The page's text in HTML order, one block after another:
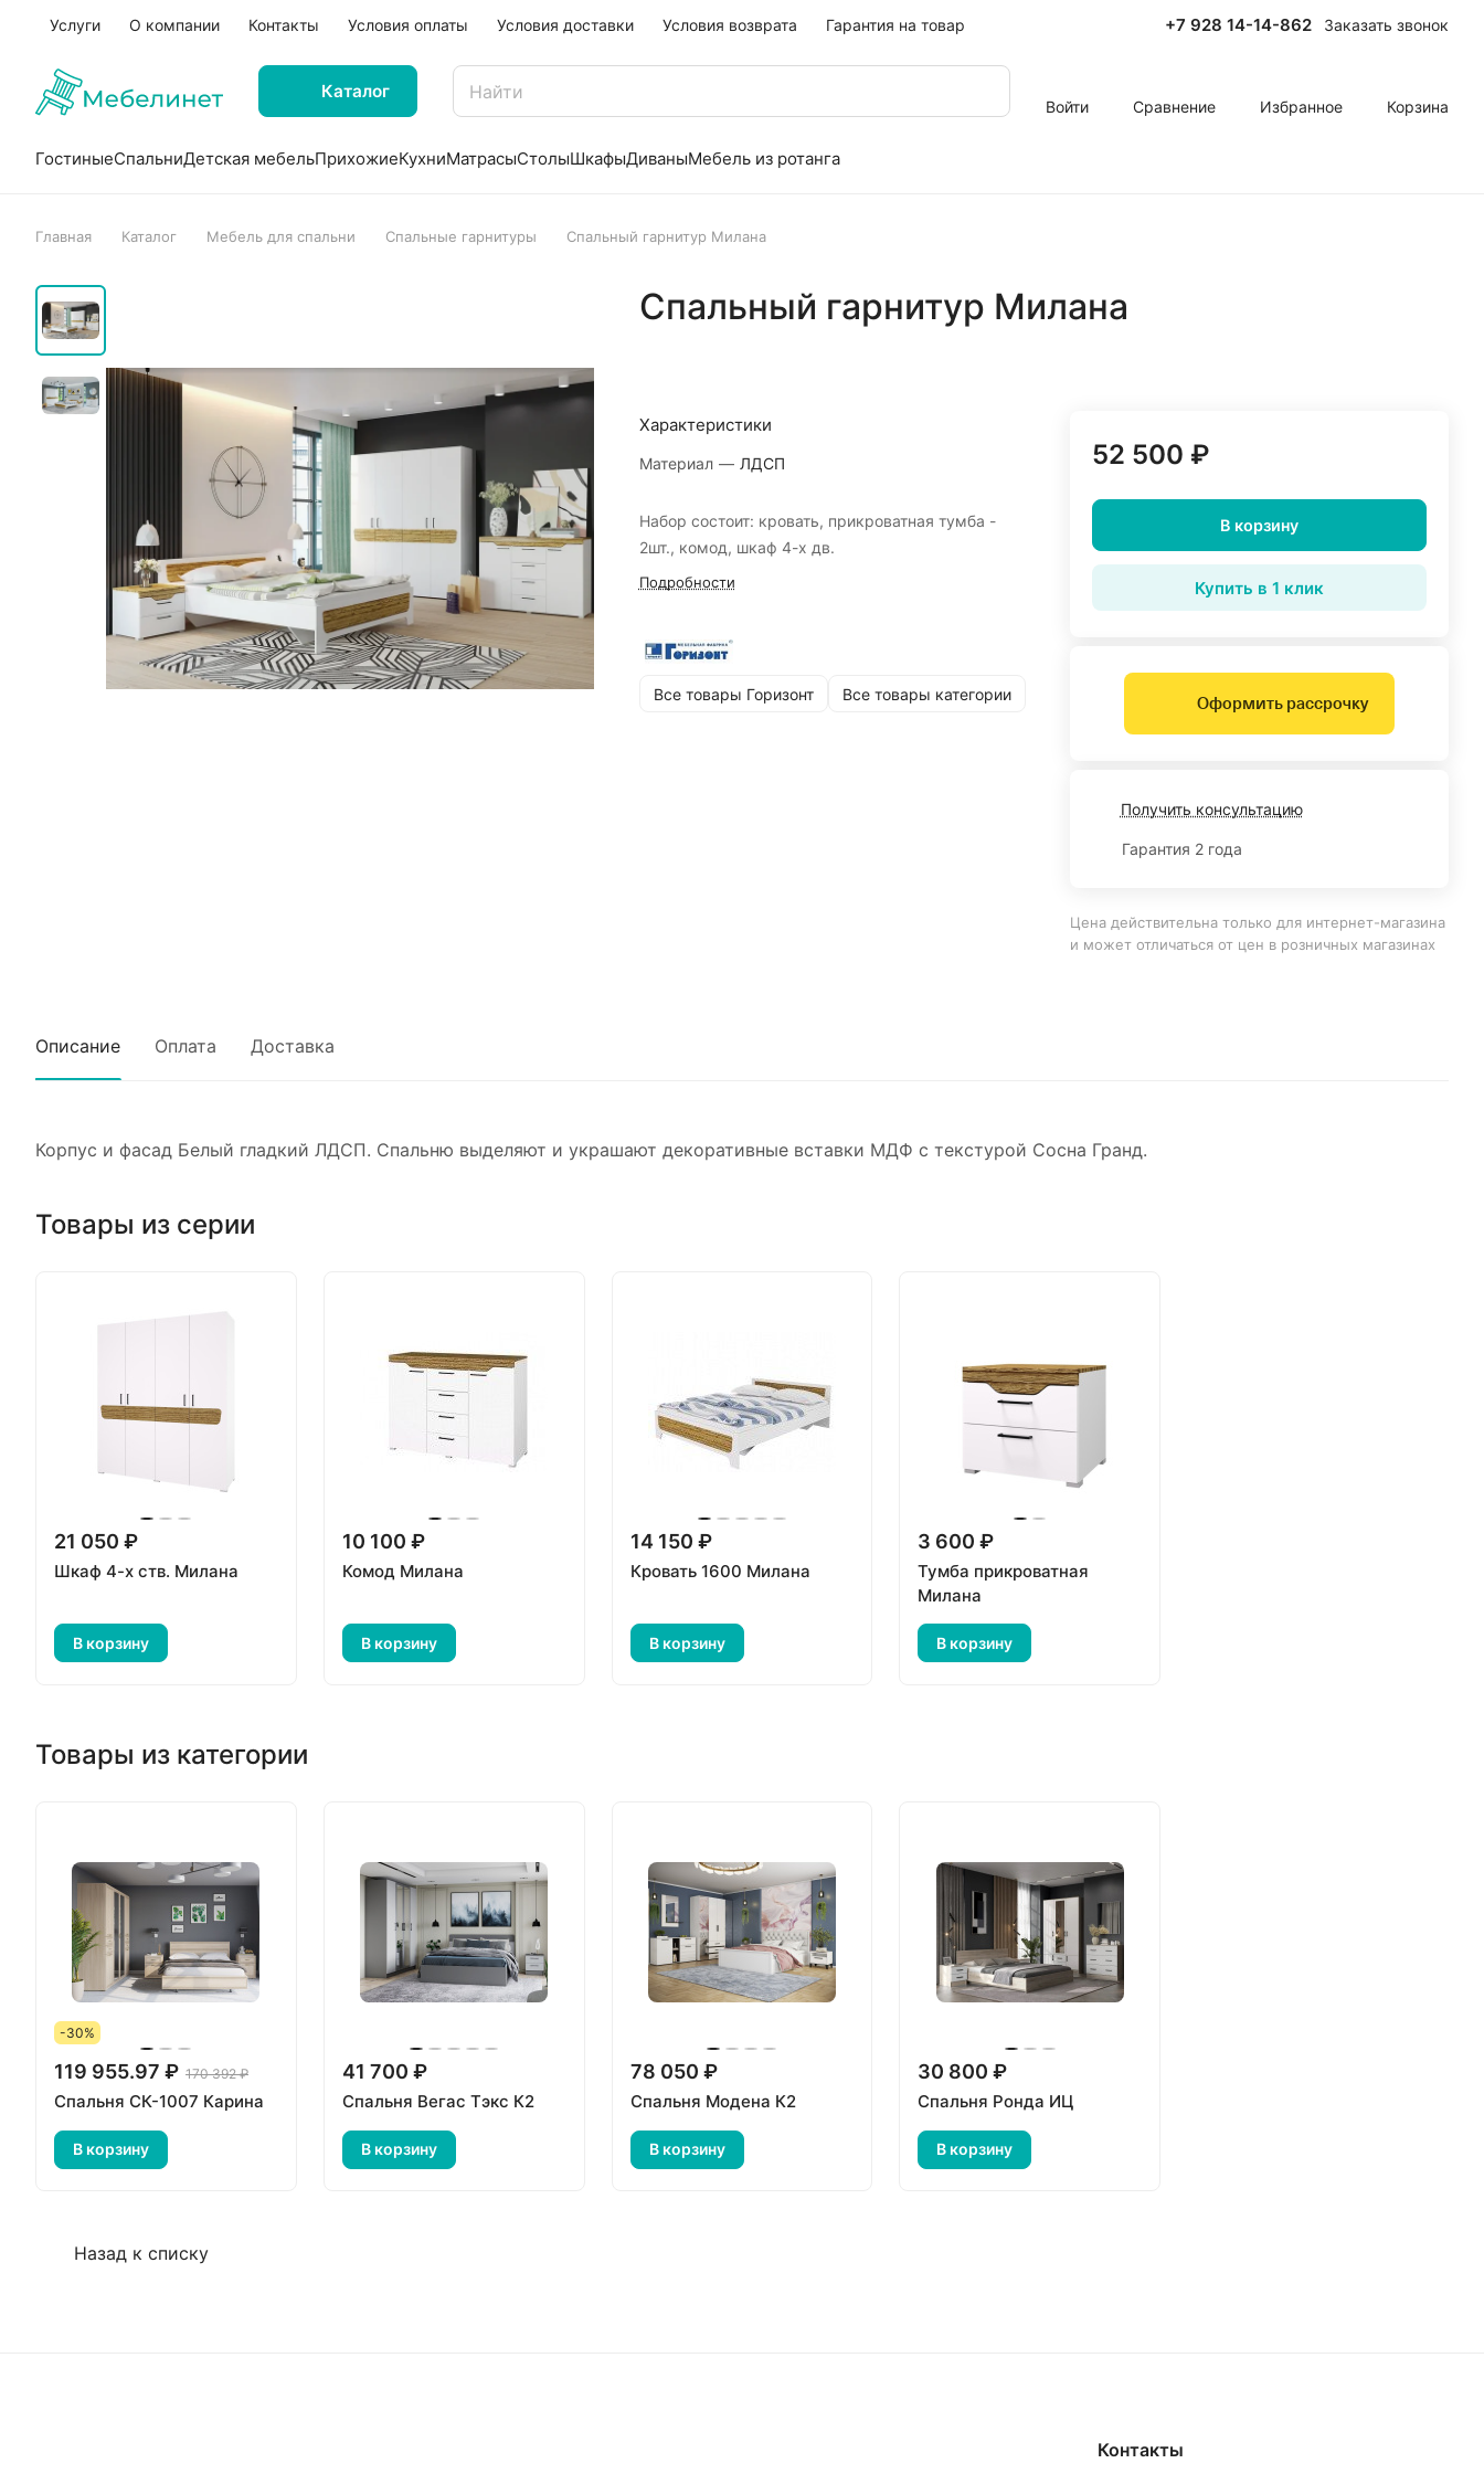
Услуги О компании Контакты Условия оплаты Условия доставки Условия возврата Гарантия на товар +7 928 14-14-862 Заказать звонок
Каталог
Войти Сравнение Избранное Корзина
ГостиныеСпальниДетская мебельПрихожиеКухниМатрасыСтолыШкафыДиваныМебель из ротанга
Главная Каталог Мебель для спальни Спальные гарнитуры Спальный гарнитур Милана
Спальный гарнитур Милана
Характеристики
Материал — ЛДСП
Набор состоит: кровать, прикроватная тумба -
2шт., комод, шкаф 4-х дв.
Подробности
Все товары Горизонт Все товары категории
52 500 ₽
В корзину
Купить в 1 клик
Оформить рассрочку
Получить консультацию
Гарантия 2 года
Цена действительна только для интернет-магазина
и может отличаться от цен в розничных магазинах
Описание Оплата Доставка
Корпус и фасад Белый гладкий ЛДСП. Спальню выделяют и украшают декоративные вставки МДФ с текстурой Сосна Гранд.
Товары из серии
21 050 ₽
Шкаф 4-х ств. Милана
В корзину
10 100 ₽
Комод Милана
В корзину
14 150 ₽
Кровать 1600 Милана
В корзину
3 600 ₽
Тумба прикроватная
Милана
В корзину
Товары из категории
-30%
119 955.97 ₽ 170 392 ₽
Спальня СК-1007 Карина
В корзину
41 700 ₽
Спальня Вегас Тэкс К2
В корзину
78 050 ₽
Спальня Модена К2
В корзину
30 800 ₽
Спальня Ронда ИЦ
В корзину
Назад к списку
Контакты